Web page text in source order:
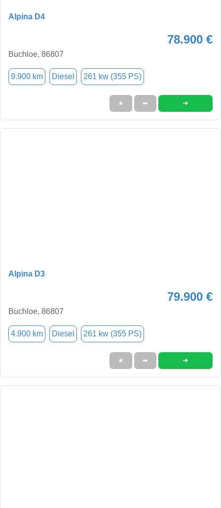
Alpina D4
78.900 €
Buchloe, 86807
9.900 km Diesel 261 kw (355 PS)
★ ➦ ➜
Alpina D3
79.900 €
Buchloe, 86807
4.900 km Diesel 261 kw (355 PS)
★ ➦ ➜